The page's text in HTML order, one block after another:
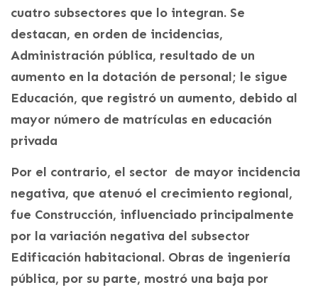
cuatro subsectores que lo integran. Se
destacan, en orden de incidencias,
Administración pública, resultado de un
aumento en la dotación de personal; le sigue
Educación, que registró un aumento, debido al
mayor número de matrículas en educación
privada
Por el contrario, el sector de mayor incidencia
negativa, que atenuó el crecimiento regional,
fue Construcción, influenciado principalmente
por la variación negativa del subsector
Edificación habitacional. Obras de ingeniería
pública, por su parte, mostró una baja por